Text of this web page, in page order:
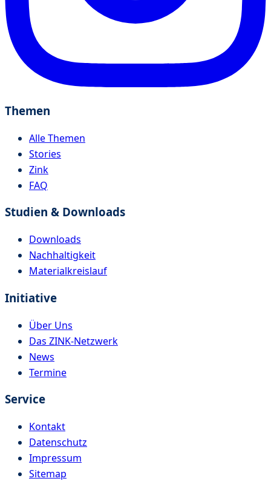
Themen
Alle Themen
Stories
Zink
FAQ
Studien & Downloads
Downloads
Nachhaltigkeit
Materialkreislauf
Initiative
Über Uns
Das ZINK-Netzwerk
News
Termine
Service
Kontakt
Datenschutz
Impressum
Sitemap